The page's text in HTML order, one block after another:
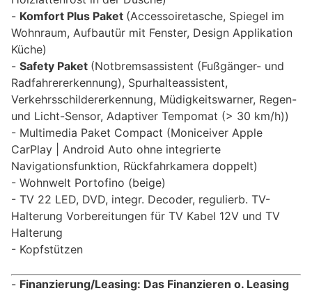
Komfort Plus Paket (Accessoiretasche, Spiegel im
Wohnraum, Aufbautür mit Fenster, Design Applikation
Küche)
Safety Paket (Notbremsassistent (Fußgänger- und
Radfahrererkennung), Spurhalteassistent,
Verkehrsschildererkennung, Müdigkeitswarner, Regen-
und Licht-Sensor, Adaptiver Tempomat (> 30 km/h))
Multimedia Paket Compact (Moniceiver Apple
CarPlay | Android Auto ohne integrierte
Navigationsfunktion, Rückfahrkamera doppelt)
Wohnwelt Portofino (beige)
TV 22 LED, DVD, integr. Decoder, regulierb. TV-
Halterung Vorbereitungen für TV Kabel 12V und TV
Halterung
Kopfstützen
Finanzierung/Leasing: Das Finanzieren o. Leasing